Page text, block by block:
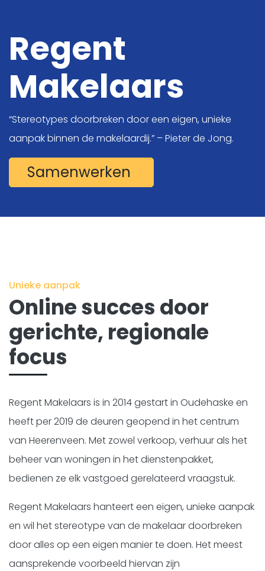
Digitale oplossingen
Projecten
Kennis
Over ons
Vacatures
Kopje koffie?
Regent
Makelaars
“Stereotypes doorbreken door een eigen, unieke
aanpak binnen de makelaardij.” – Pieter de Jong.
Samenwerken
Unieke aanpak
Online succes door
gerichte, regionale
focus
Regent Makelaars is in 2014 gestart in Oudehaske en
heeft per 2019 de deuren geopend in het centrum
van Heerenveen. Met zowel verkoop, verhuur als het
beheer van woningen in het dienstenpakket,
bedienen ze elk vastgoed gerelateerd vraagstuk.
Regent Makelaars hanteert een eigen, unieke aanpak
en wil het stereotype van de makelaar doorbreken
door alles op een eigen manier te doen. Het meest
aansprekende voorbeeld hiervan zijn